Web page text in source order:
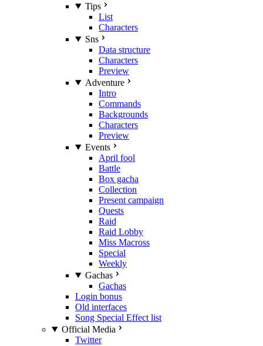
Tips
List
Characters
Sns
Data structure
Characters
Preview
Adventure
Intro
Commands
Backgrounds
Characters
Preview
Events
April fool
Battle
Box gacha
Collection
Present campaign
Quests
Raid
Raid Lobby
Miss Macross
Special
Weekly
Gachas
Gachas
Login bonus
Old interfaces
Song Special Effect list
Official Media
Twitter